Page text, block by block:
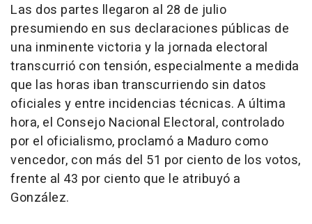
Las dos partes llegaron al 28 de julio
presumiendo en sus declaraciones públicas de
una inminente victoria y la jornada electoral
transcurrió con tensión, especialmente a medida
que las horas iban transcurriendo sin datos
oficiales y entre incidencias técnicas. A última
hora, el Consejo Nacional Electoral, controlado
por el oficialismo, proclamó a Maduro como
vencedor, con más del 51 por ciento de los votos,
frente al 43 por ciento que le atribuyó a
González.